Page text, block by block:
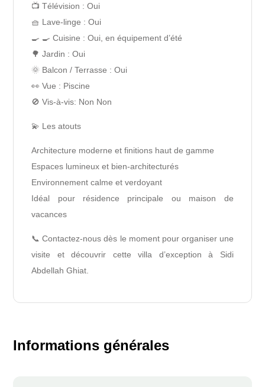
📺 Télévision : Oui
🧺 Lave-linge : Oui
🍳 🍳 Cuisine : Oui, en équipement d’été
🌳 Jardin : Oui
🌞 Balcon / Terrasse : Oui
👀 Vue : Piscine
🚫 Vis-à-vis: Non Non
💫 Les atouts
Architecture moderne et finitions haut de gamme
Espaces lumineux et bien-architecturés
Environnement calme et verdoyant
Idéal pour résidence principale ou maison de
vacances
📞 Contactez-nous dès le moment pour organiser une
visite et découvrir cette villa d’exception à Sidi
Abdellah Ghiat.
Informations générales